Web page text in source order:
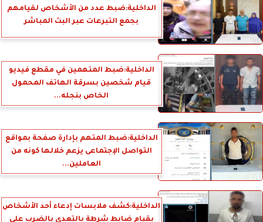
الداخلية:ضبط عدد من الأشخاص لقيامهم
بجمع التبرعات عبر البث المباشر
الداخلية:ضبط المتهمين في مقطع فيديو
قيام شخصين بسرقة الهاتف المحمول
الخاص بنجله...
الداخلية:ضبط المتهم بإدارة صفحة بمواقع
التواصل الإجتماعى يزعم خلالها كونه من
العاملين...
الداخلية:كشف ملابسات إدعاء أحد الأشخاص
بقيام ضابط شرطة بالتعدى بالضرب على